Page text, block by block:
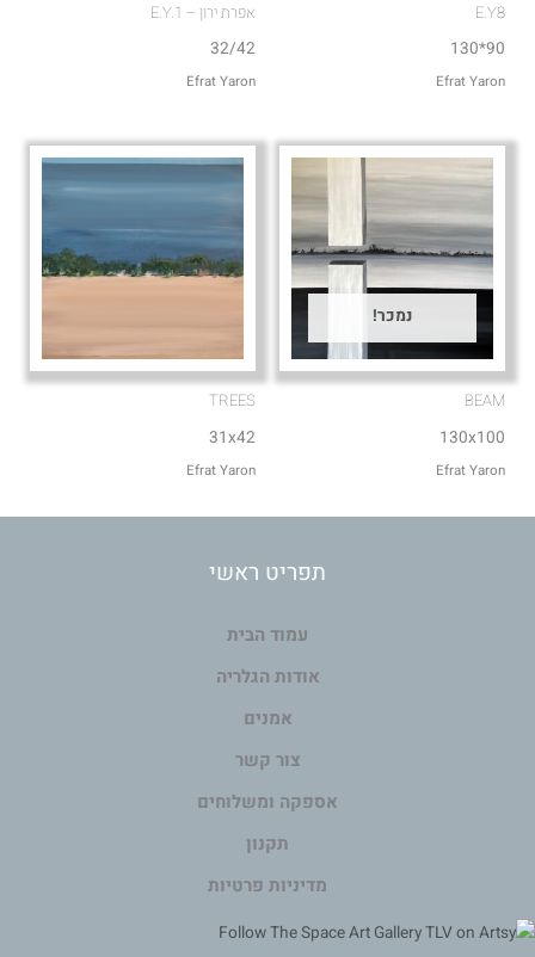
E.Y8
90*130
Efrat Yaron
אפרת ירון – E.Y.1
32/42
Efrat Yaron
נמכר!
BEAM
130x100
Efrat Yaron
TREES
31x42
Efrat Yaron
תפריט ראשי
עמוד הבית
אודות הגלריה
אמנים
צור קשר
אספקה ומשלוחים
תקנון
מדיניות פרטיות